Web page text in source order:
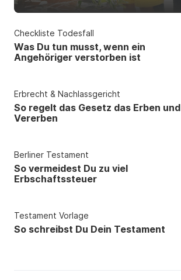
Checkliste Todesfall
Was Du tun musst, wenn ein
Angehöriger verstorben ist
Erbrecht & Nachlassgericht
So regelt das Gesetz das Erben und
Vererben
Berliner Testament
So vermeidest Du zu viel
Erbschaftssteuer
Testament Vorlage
So schreibst Du Dein Testament